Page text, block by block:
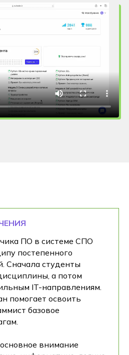
ПО в системе СПО
постепенного
Сначала студенты
а потом
IT-направлениям.
помогает освоить
базовое
внимание